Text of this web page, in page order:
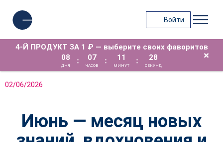
Войти
4-Й ПРОДУКТ ЗА 1 ₽ — выберите своих фаворитов
08
ДНЯ
: 07
ЧАСОВ
: 11
МИНУТ
: 28
СЕКУНД
×
02/06/2026
Июнь — месяц новых